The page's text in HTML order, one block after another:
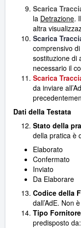
Scarica
la Detrazione.
altra
Scarica
comprensivo
sostituzione di
necessario il
Scarica
da inviare
Dati della Testata
Stato della
della pratica è
Elaborato
Confermato
Inviato
Da Elaborare
Codice della
dall’AdE. Non
Tipo Fornitore
predisposto da: